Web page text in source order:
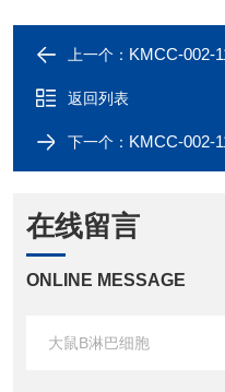
上一个： KMCC-002-
返回列表
下一个： KMCC-002-
在线留言
ONLINE MESSAGE